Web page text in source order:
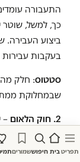
תפריטבית חיפוששמורים
התעבורה
ביצוע העבירה.
בעקבות עבירות
סטטוס: חלק
שבמחלוקת
2. חוק הלאום –
האם הוא
יאפשר להעביר